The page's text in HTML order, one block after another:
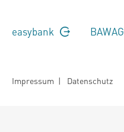
easybank BAWAG
Impressum | Datenschutz